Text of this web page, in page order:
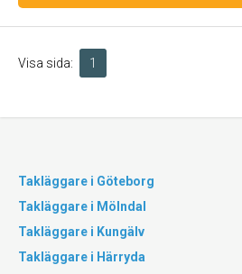
Visa sida: 1
Takläggare i Göteborg
Takläggare i Mölndal
Takläggare i Kungälv
Takläggare i Härryda